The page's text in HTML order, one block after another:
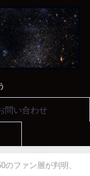
問い合わせ
のファン層が判明、